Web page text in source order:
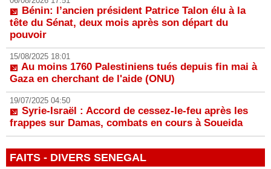
Bénin: l’ancien président Patrice Talon élu à la
tête du Sénat, deux mois après son départ du
pouvoir
15/08/2025 18:01
Au moins 1760 Palestiniens tués depuis fin mai à
Gaza en cherchant de l'aide (ONU)
19/07/2025 04:50
Syrie-Israël : Accord de cessez-le-feu après les
frappes sur Damas, combats en cours à Soueida
FAITS - DIVERS SENEGAL